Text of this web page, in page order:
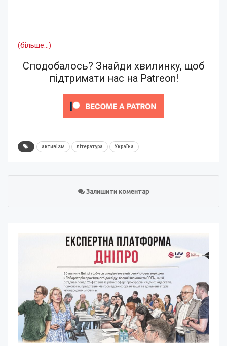
(більше…)
Сподобалось? Знайди хвилинку, щоб
підтримати нас на Patreon!
активізм література Україна
Залишити коментар